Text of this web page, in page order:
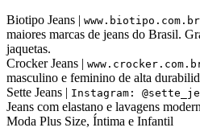
Biotipo Jeans | www.biotipo.com.br
maiores marcas de jeans do Brasil.
jaquetas.
Crocker Jeans |
masculino e feminino de alta
Sette Jeans | Instagram:
Jeans com elastano e lavagens
Moda Plus Size, Íntima e Infantil